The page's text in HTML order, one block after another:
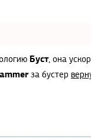
Буст, она
за бустер